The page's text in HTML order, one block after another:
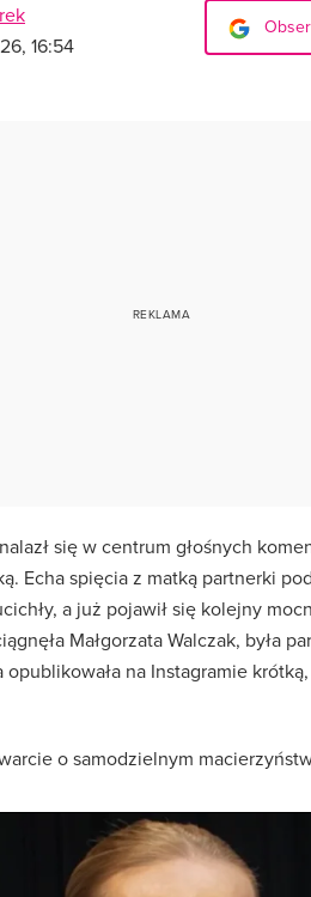
16:54
się w centrum głośnych
Echa spięcia z matką partnerki
a już pojawił się kolejny
Małgorzata Walczak, była
na Instagramie
o samodzielnym